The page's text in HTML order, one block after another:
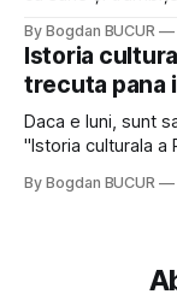
am și sărit să îmi
Deși știam de
By Bogdan BUCUR
Istoria
trecuta pana
Daca e luni, sunt
"Istoria culturala a
savuros podcast
By Bogdan BUCUR